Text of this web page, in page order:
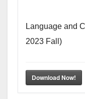
Language and
2023 Fall)
Download Now!